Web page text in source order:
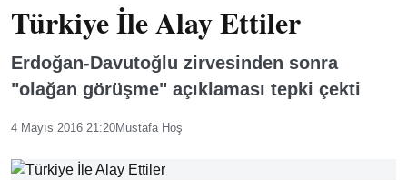
Türkiye İle Alay Ettiler
Erdoğan-Davutoğlu zirvesinden sonra
"olağan görüşme" açıklaması tepki çekti
4 Mayıs 2016 21:20Mustafa Hoş